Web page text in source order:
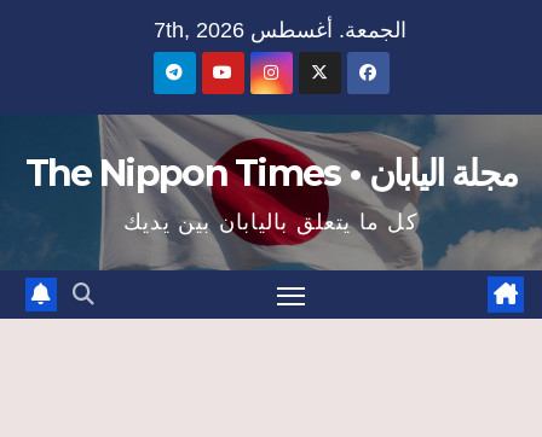
الجمعة. أغسطس 7th, 2026
مجلة اليابان • The Nippon Times
كل ما يتعلق باليابان بين يديك